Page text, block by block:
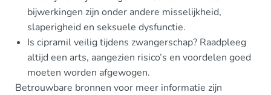
bijwerkingen zijn onder andere misselijkheid,
slaperigheid en seksuele dysfunctie.
Is cipramil veilig tijdens zwangerschap? Raadpleeg
altijd een arts, aangezien risico’s en voordelen goed
moeten worden afgewogen.
Betrouwbare bronnen voor meer informatie zijn